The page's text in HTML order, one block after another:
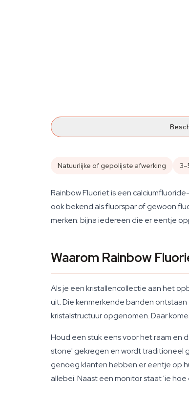
Natuurlijke of gepolijste afwerking
Rainbow Fluoriet is een
ook bekend als fluorspar of gewoon
merken: bijna iedereen die er eentje
Waarom Rainbow
Als je een kristallencollectie aan het
uit. Die kenmerkende banden
kristalstructuur opgenomen. Daar
Houd een stuk eens voor het raam en
stone' gekregen en wordt traditioneel
genoeg klanten hebben er eentje op
allebei. Naast een monitor staat 'ie